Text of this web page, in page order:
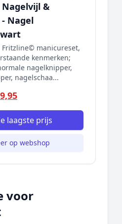
&
Nagel
Fritzline© manicureset,
kenmerken;
nagelknipper,
nagelschaa...
laagste prijs
op webshop
voor